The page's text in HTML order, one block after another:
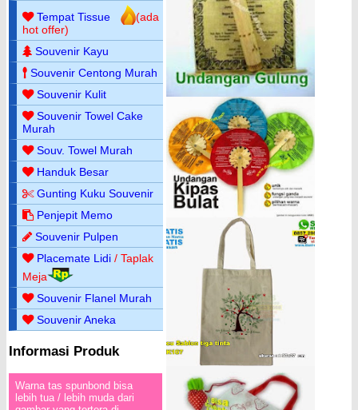
Tempat Tissue
(ada
hot offer)
Souvenir Kayu
Souvenir Centong Murah
Souvenir Kulit
Souvenir Towel Cake
Murah
Souv. Towel Murah
Handuk Besar
Gunting Kuku Souvenir
Penjepit Memo
Souvenir Pulpen
Placemate Lidi / Taplak
Meja
Souvenir Flanel Murah
Souvenir Aneka
Informasi Produk
Warna tas spunbond bisa
lebih tua / lebih muda dari